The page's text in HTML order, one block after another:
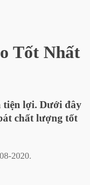
Tốt Nhất
tiện lợi. Dưới đây
chất lượng tốt
2020.